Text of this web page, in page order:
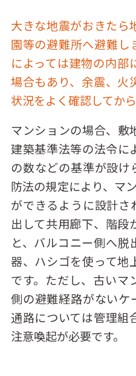
大きな地震がおきたら
園等の避難所へ避難し
によっては建物の内部
場合もあり、余震、火
状況をよく確認してか
マンションの場合、敷
建築基準法等の法令に
の数などの基準が設け
防法の規定により、マ
ができるように設計さ
出して共用廊下、階段
と、バルコニー側へ
器、ハシゴを使って地
です。ただし、古いマ
側の避難経路がないケ
通路については管理組
注意喚起が必要です。